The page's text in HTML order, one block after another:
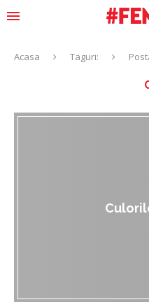
Acasa Taguri: